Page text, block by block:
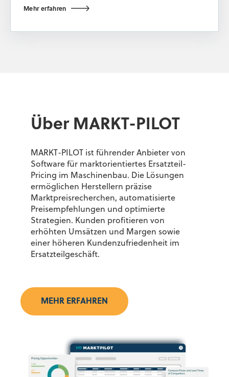
Mehr erfahren
Über MARKT-PILOT
MARKT-PILOT ist führender Anbieter von
Software für marktorientiertes Ersatzteil-
Pricing im Maschinenbau. Die Lösungen
ermöglichen Herstellern präzise
Marktpreisrecherchen, automatisierte
Preisempfehlungen und optimierte
Strategien. Kunden profitieren von
erhöhten Umsätzen und Margen sowie
einer höheren Kundenzufriedenheit im
Ersatzteilgeschäft.
MEHR ERFAHREN